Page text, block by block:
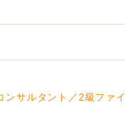
ンサルタント／2級ファ